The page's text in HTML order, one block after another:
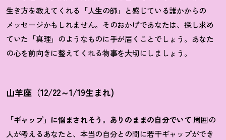
生き方を教えてくれる「人生の師」と感じている誰かからの
メッセージかもしれません。そのおかげであなたは、探し求め
ていた「真理」のようなものに手が届くことでしょう。あなた
の心を前向きに整えてくれる物事を大切にしましょう。
山羊座（12/22～1/19生まれ)
「ギャップ」に悩まされそう。ありのままの自分でいて 周囲の
人が考えるあなたと、本当の自分との間に若干ギャップができ